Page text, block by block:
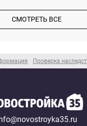
Проверка
СМОТРЕТЬ ВСЕ